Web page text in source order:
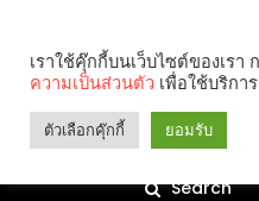
Search
เราใช้คุ๊กกี้บนเว็บไซต์ของเร
ความเป็นส่วนตัว เพื่อใช้บริกา
ตัวเลือกคุ๊กกี้ ยอมรับ